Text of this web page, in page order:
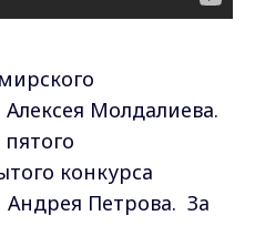
Молдалиева.
конкурса
Петрова. За